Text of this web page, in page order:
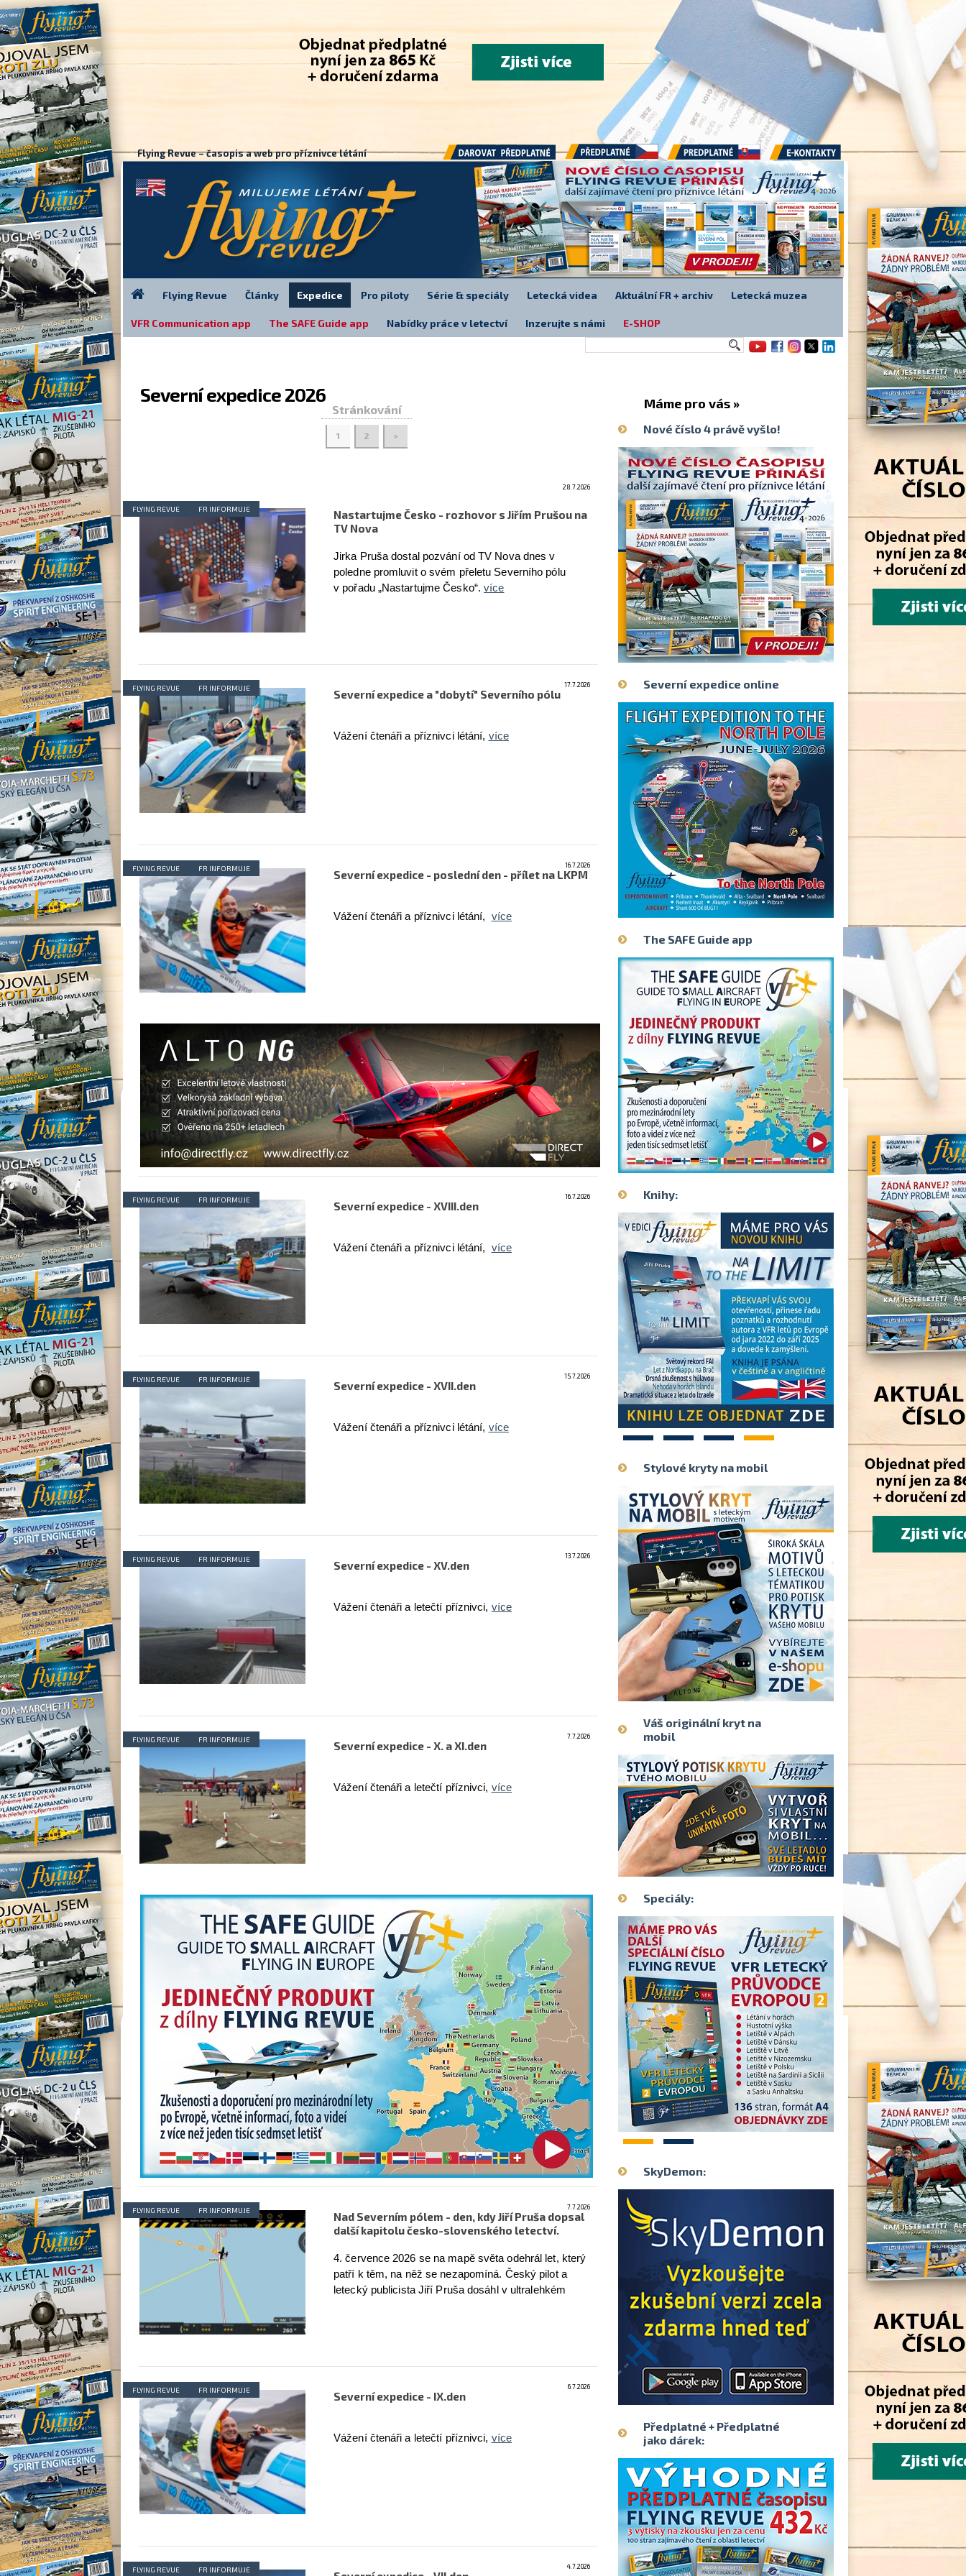
Severní expedice 2026
Stránkování
1 2 >
28.7.2026
Nastartujme Česko - rozhovor s Jiřím Prušou na
TV Nova
Jirka Pruša dostal pozvání od TV Nova dnes v
poledne promluvit o svém přeletu Severního pólu
v pořadu „Nastartujme Česko“.více
FLYING REVUE FR INFORMUJE
17.7.2026
Severní expedice a "dobytí" Severního pólu
Vážení čtenáři a příznivci létání, více
FLYING REVUE FR INFORMUJE
16.7.2026
Severní expedice - poslední den - přílet na LKPM
Vážení čtenáři a příznivci létání, více
FLYING REVUE FR INFORMUJE
16.7.2026
Severní expedice - XVIII.den
Vážení čtenáři a příznivci létání, více
FLYING REVUE FR INFORMUJE
15.7.2026
Severní expedice - XVII.den
Vážení čtenáři a příznivci létání, více
FLYING REVUE FR INFORMUJE
13.7.2026
Severní expedice - XV.den
Vážení čtenáři a letečtí příznivci, více
FLYING REVUE FR INFORMUJE
7.7.2026
Severní expedice - X. a XI.den
Vážení čtenáři a letečtí příznivci, více
FLYING REVUE FR INFORMUJE
7.7.2026
Nad Severním pólem - den, kdy Jiří Pruša dopsal
další kapitolu česko-slovenského letectví.
4. července 2026 se na mapě světa odehrál let, který
patří k těm, na něž se nezapomíná. Český pilot a
letecký publicista Jiří Pruša dosáhl v ultralehkém
týmu.více
FLYING REVUE FR INFORMUJE
6.7.2026
Severní expedice - IX.den
Vážení čtenáři a letečtí příznivci, více
FLYING REVUE FR INFORMUJE
4.7.2026
FLYING REVUE FR INFORMUJE
Máme pro vás »
Nové číslo 4 právě vyšlo!
Severní expedice online
The SAFE Guide app
Knihy:
1 2 3 4
Stylové kryty na mobil
Váš originální kryt na
mobil
Speciály:
1 2
SkyDemon:
Předplatné + Předplatné
jako dárek:
Flying Revue – časopis a web pro příznivce létání
Darovat předplatné Předplatné Předplatné E-kontakty
Flying Revue Články Expedice Pro piloty Série & speciály Letecká videa Aktuální FR + archiv Letecká muzea
VFR Communication app The SAFE Guide app Nabídky práce v letectví Inzerujte s námi E-SHOP